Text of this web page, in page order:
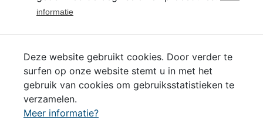
informatie
Solliciteer nu
Deze website gebruikt cookies. Door verder te
surfen op onze website stemt u in met het
gebruik van cookies om gebruiksstatistieken te
verzamelen.
Meer informatie?